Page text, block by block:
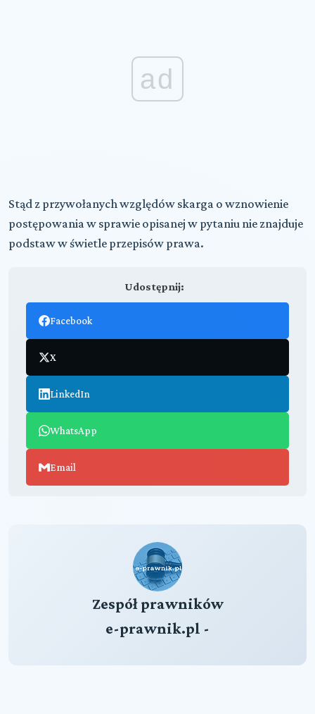
ad
Stąd z przywołanych względów skarga o wznowienie
postępowania w sprawie opisanej w pytaniu nie znajduje
podstaw w świetle przepisów prawa.
Udostępnij:
Facebook
X
LinkedIn
WhatsApp
Email
Zespół prawników
e-prawnik.pl -